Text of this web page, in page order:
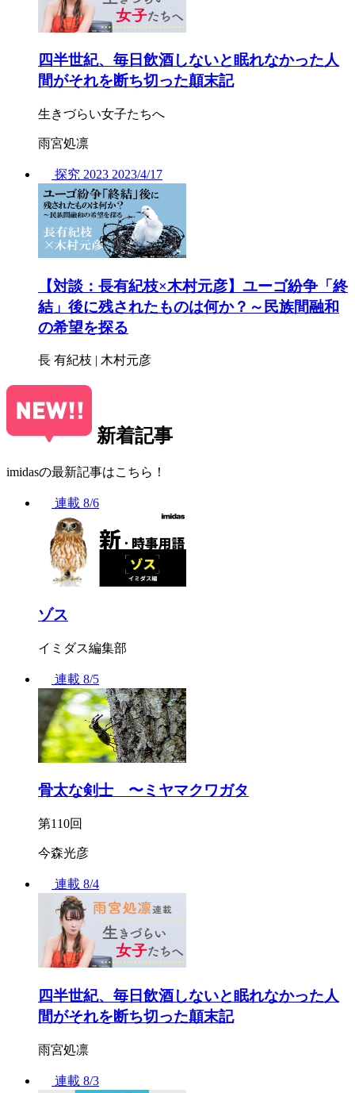
四半世紀、毎日飲酒しないと眠れなかった人
間がそれを断ち切った顛末記
生きづらい女子たちへ
雨宮処凛
探究 2023 2023/4/17
【対談：長有紀枝×木村元彦】ユーゴ紛争「終
結」後に残されたものは何か？～民族間融和
の希望を探る
長 有紀枝 | 木村元彦
新着記事
imidasの最新記事はこちら！
連載 8/6
ゾス
イミダス編集部
連載 8/5
骨太な剣士 〜ミヤマクワガタ
第110回
今森光彦
連載 8/4
四半世紀、毎日飲酒しないと眠れなかった人
間がそれを断ち切った顛末記
雨宮処凛
連載 8/3